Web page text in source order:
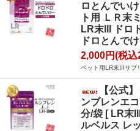
ロとんでい
ト用 ＬＲ末
LR末III ドロ
ドロとんで
2,000円(税込
ペット用LR末IIIサプ
【公式
ンブレンエ
分/袋 [ LR末
ルベルス レ